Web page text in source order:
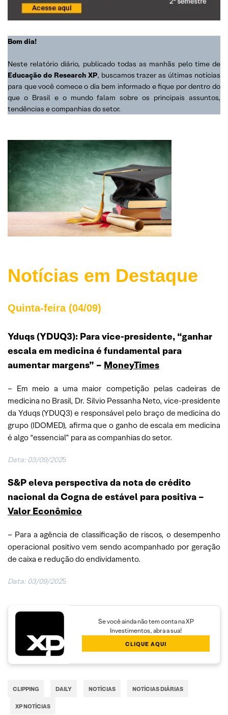
Bom dia!
Neste relatório diário, publicado todas as manhãs pelo time de
Educação do Research XP, buscamos trazer as últimas notícias
para que você comece o dia bem informado e fique por dentro do
que o Brasil e o mundo falam sobre os principais assuntos,
tendências e companhias do setor.
Notícias em Destaque
Quinta-feira (04/09)
Yduqs (YDUQ3): Para vice-presidente, “ganhar
escala em medicina é fundamental para
aumentar margens” – MoneyTimes
– Em meio a uma maior competição pelas cadeiras de
medicina no Brasil, Dr. Silvio Pessanha Neto, vice-presidente
da Yduqs (YDUQ3) e responsável pelo braço de medicina do
grupo (IDOMED), afirma que o ganho de escala em medicina
é algo “essencial” para as companhias do setor.
Data: 03/09/2025
S&P eleva perspectiva da nota de crédito
nacional da Cogna de estável para positiva –
Valor Econômico
– Para a agência de classificação de riscos, o desempenho
operacional positivo vem sendo acompanhado por geração
de caixa e redução do endividamento.
Data: 03/09/2025
Se você ainda não tem conta na XP
Investimentos, abra a sua!
CLIQUE AQUI
CLIPPING DAILY NOTÍCIAS NOTÍCIAS DIÁRIAS
XP NOTÍCIAS